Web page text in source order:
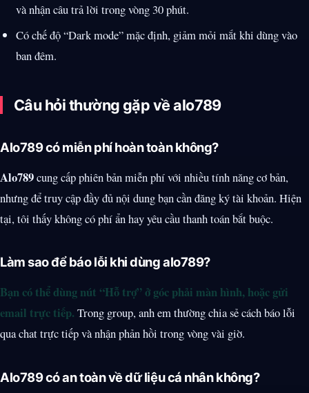
và nhận câu trả lời trong vòng 30 phút.
Có chế độ “Dark mode” mặc định, giảm mỏi mắt khi dùng vào
ban đêm.
Câu hỏi thường gặp về alo789
Alo789 có miễn phí hoàn toàn không?
Alo789cung cấp phiên bản miễn phí với nhiều tính năng cơ bản,
nhưng để truy cập đầy đủ nội dung bạn cần đăng ký tài khoản. Hiện
tại, tôi thấy không có phí ẩn hay yêu cầu thanh toán bắt buộc.
Làm sao để báo lỗi khi dùng alo789?
Bạn có thể dùng nút “Hỗ trợ” ở góc phải màn hình, hoặc gửi
email trực tiếp. Trong group, anh em thường chia sẻ cách báo lỗi
qua chat trực tiếp và nhận phản hồi trong vòng vài giờ.
Alo789 có an toàn về dữ liệu cá nhân không?